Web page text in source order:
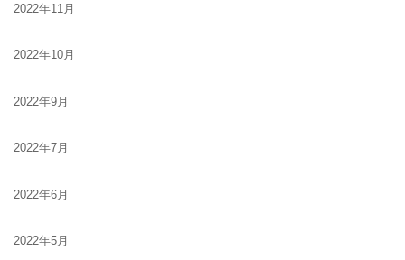
2022年11月
2022年10月
2022年9月
2022年7月
2022年6月
2022年5月